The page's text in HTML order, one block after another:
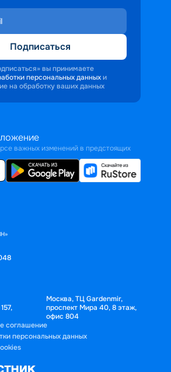
Подписаться
вы принимаете
персональных данных и
на обработку ваших данных
важных изменений в предстоящих
Москва, ТЦ Gardenmir,
проспект Мира 40, 8 этаж,
офис 804
соглашение
персональных данных